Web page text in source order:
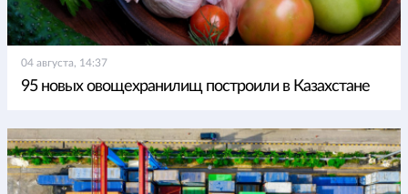
04 августа, 14:37
95 новых овощехранилищ построили в Казахстане